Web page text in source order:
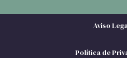
Aviso
Política de